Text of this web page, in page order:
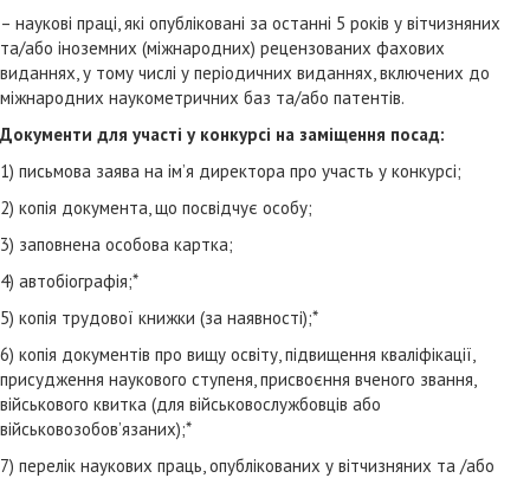
– наукові праці, які опубліковані за останні 5 років у вітчизняних
та/або іноземних (міжнародних) рецензованих фахових
виданнях, у тому числі у періодичних виданнях, включених до
міжнародних наукометричних баз та/або патентів.
Документи для участі у конкурсі на заміщення посад:
1) письмова заява на ім’я директора про участь у конкурсі;
2) копія документа, що посвідчує особу;
3) заповнена особова картка;
4) автобіографія;*
5) копія трудової книжки (за наявності);*
6) копія документів про вищу освіту, підвищення кваліфікації,
присудження наукового ступеня, присвоєння вченого звання,
військового квитка (для військовослужбовців або
військовозобов’язаних);*
7) перелік наукових праць, опублікованих у вітчизняних та /або